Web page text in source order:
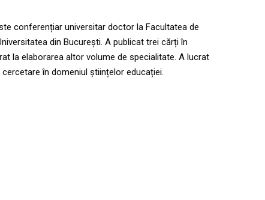
conferențiar universitar doctor la Facultatea de
din București. A publicat trei cărți în
la elaborarea altor volume de specialitate. A lucrat
în domeniul științelor educației.